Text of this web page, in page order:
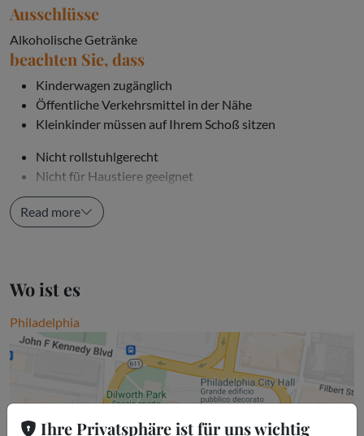
Ausschlüsse
Alkoholische Getränke
beachten Sie, dass
Kinderwagen zugänglich
Öffentliche Verkehrsmittel in der Nähe
Kleinkinder müssen auf Ihrem Schoß sitzen
Nicht rollstuhlgerecht
Nicht für Haustiere geeignet
Kindersitze nicht verfügbar
Read more
Wo ist es
Philadelphia
Ihre Privatsphäre ist für uns wichtig